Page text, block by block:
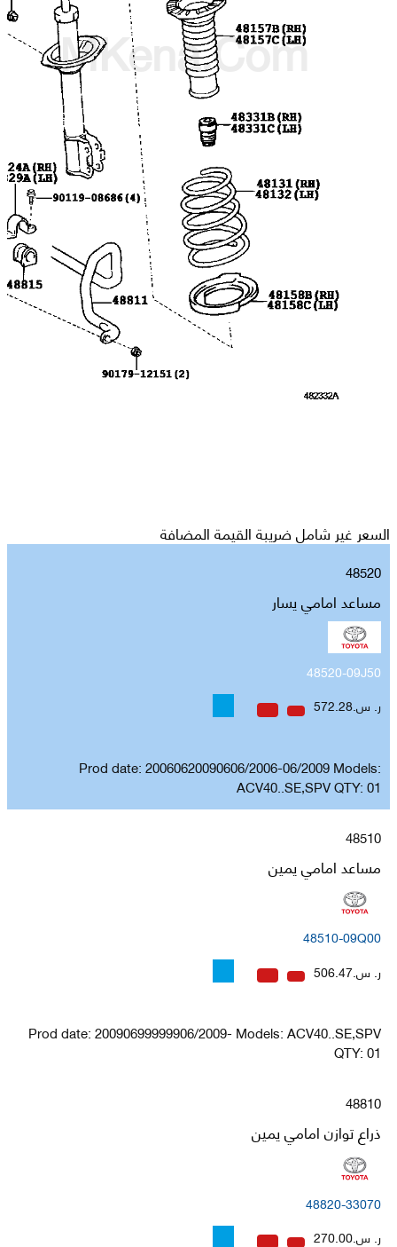
السعر غير شامل ضريبة القيمة المضافة
48520
مساعد امامي يسار
48520-09J50
ر. س.572.28
Prod date: 20060620090606/2006-06/2009 Models:
ACV40..SE,SPV QTY: 01
48510
مساعد امامي يمين
48510-09Q00
ر. س.506.47
Prod date: 20090699999906/2009- Models: ACV40..SE,SPV
QTY: 01
48810
ذراع توازن امامي يمين
48820-33070
ر. س.270.00